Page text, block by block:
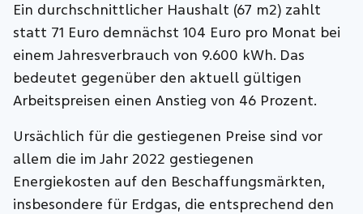
Ein durchschnittlicher Haushalt (67 m2) zahlt
statt 71 Euro demnächst 104 Euro pro Monat bei
einem Jahresverbrauch von 9.600 kWh. Das
bedeutet gegenüber den aktuell gültigen
Arbeitspreisen einen Anstieg von 46 Prozent.
Ursächlich für die gestiegenen Preise sind vor
allem die im Jahr 2022 gestiegenen
Energiekosten auf den Beschaffungsmärkten,
insbesondere für Erdgas, die entsprechend den